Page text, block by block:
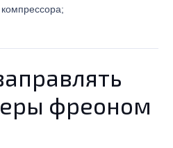
фреоном